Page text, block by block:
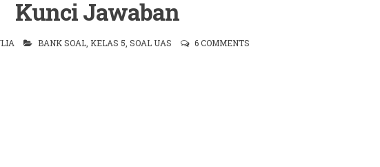
Kunci Jawaban
BANK SOAL, KELAS 5 SOAL UAS 6 COMMENTS